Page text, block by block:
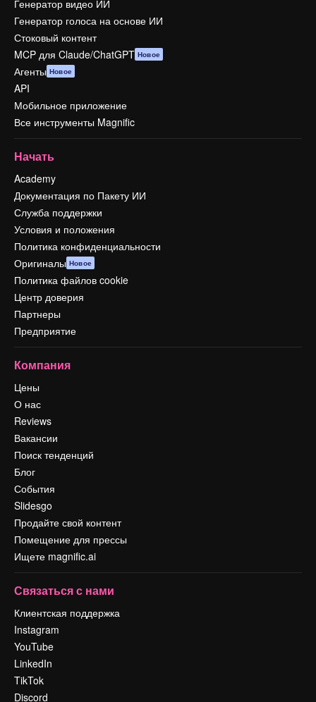
Генератор видео ИИ
Генератор голоса на основе ИИ
Стоковый контент
MCP для Claude/ChatGPT Новое
Агенты Новое
API
Мобильное приложение
Все инструменты Magnific
Начать
Academy
Документация по Пакету ИИ
Служба поддержки
Условия и положения
Политика конфиденциальности
Оригиналы Новое
Политика файлов cookie
Центр доверия
Партнеры
Предприятие
Компания
Цены
О нас
Reviews
Вакансии
Поиск тенденций
Блог
События
Slidesgo
Продайте свой контент
Помещение для прессы
Ищете magnific.ai
Связаться с нами
Клиентская поддержка
Instagram
YouTube
LinkedIn
TikTok
Discord